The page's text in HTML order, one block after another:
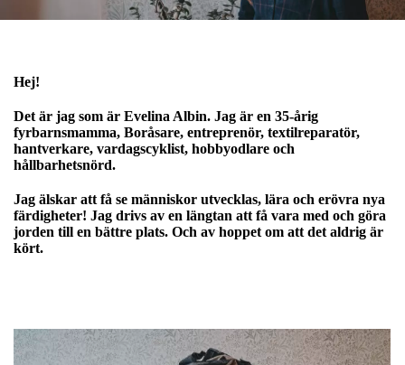
Hej!
Det är jag som är Evelina Albin. Jag är en 35-årig
fyrbarnsmamma, Boråsare, entreprenör, textilreparatör,
hantverkare, vardagscyklist, hobbyodlare och
hållbarhetsnörd.
Jag älskar att få se människor utvecklas, lära och erövra nya
färdigheter! Jag drivs av en längtan att få vara med och göra
jorden till en bättre plats. Och av hoppet om att det aldrig är
kört.